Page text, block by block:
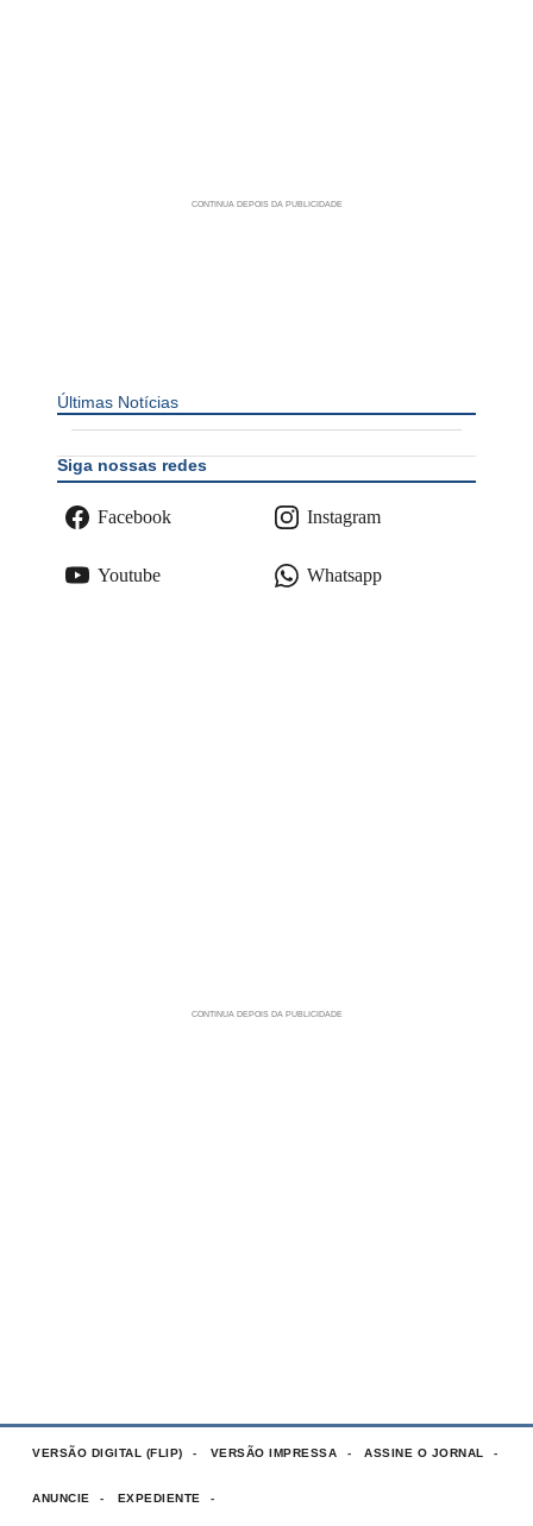
Últimas Notícias
Siga nossas redes
Facebook Instagram
Youtube Whatsapp
VERSÃO DIGITAL (FLIP) VERSÃO IMPRESSA ASSINE O JORNAL
ANUNCIE EXPEDIENTE